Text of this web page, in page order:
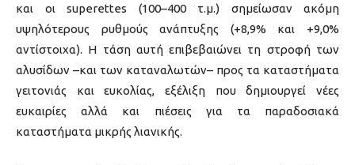
και οι superettes (100–400 τ.μ.) σημείωσαν ακόμη
υψηλότερους ρυθμούς ανάπτυξης (+8,9% και +9,0%
αντίστοιχα). Η τάση αυτή επιβεβαιώνει τη στροφή των
αλυσίδων –και των καταναλωτών– προς τα καταστήματα
γειτονιάς και ευκολίας, εξέλιξη που δημιουργεί νέες
ευκαιρίες αλλά και πιέσεις για τα παραδοσιακά
καταστήματα μικρής λιανικής.